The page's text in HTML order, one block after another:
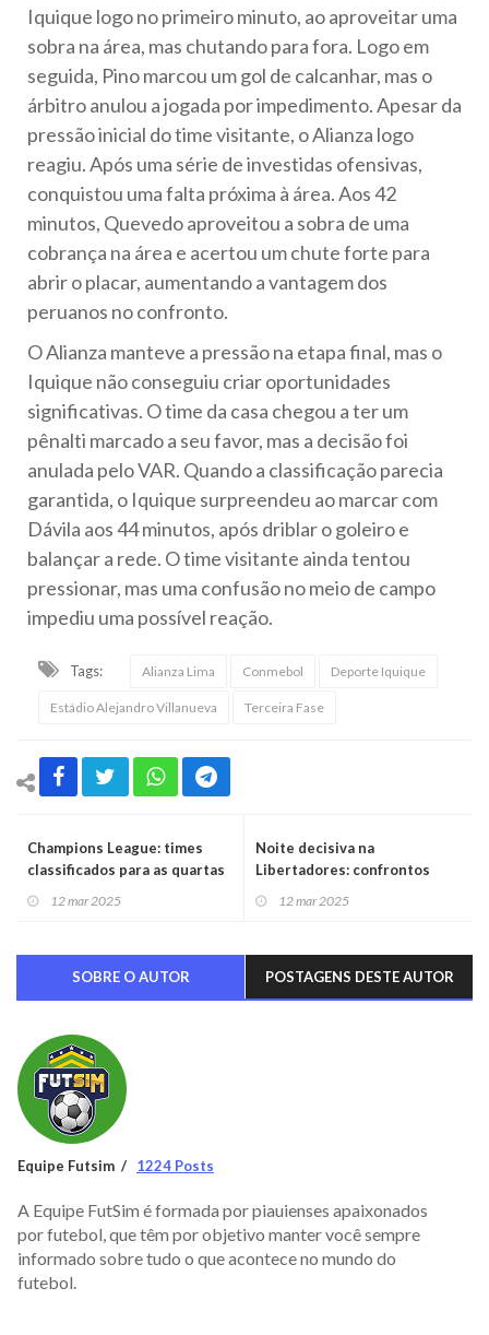
Iquique logo no primeiro minuto, ao aproveitar uma
sobra na área, mas chutando para fora. Logo em
seguida, Pino marcou um gol de calcanhar, mas o
árbitro anulou a jogada por impedimento. Apesar da
pressão inicial do time visitante, o Alianza logo
reagiu. Após uma série de investidas ofensivas,
conquistou uma falta próxima à área. Aos 42
minutos, Quevedo aproveitou a sobra de uma
cobrança na área e acertou um chute forte para
abrir o placar, aumentando a vantagem dos
peruanos no confronto.
O Alianza manteve a pressão na etapa final, mas o
Iquique não conseguiu criar oportunidades
significativas. O time da casa chegou a ter um
pênalti marcado a seu favor, mas a decisão foi
anulada pelo VAR. Quando a classificação parecia
garantida, o Iquique surpreendeu ao marcar com
Dávila aos 44 minutos, após driblar o goleiro e
balançar a rede. O time visitante ainda tentou
pressionar, mas uma confusão no meio de campo
impediu uma possível reação.
Tags: Alianza Lima Conmebol Deporte Iquique
Estádio Alejandro Villanueva Terceira Fase
Champions League: times
classificados para as quartas
12 mar 2025
Noite decisiva na
Libertadores: confrontos
classificados
12 mar 2025
SOBRE O AUTOR POSTAGENS DESTE AUTOR
Equipe Futsim 1224 Posts
A Equipe FutSim é formada por piauienses apaixonados
por futebol, que têm por objetivo manter você sempre
informado sobre tudo o que acontece no mundo do
futebol.